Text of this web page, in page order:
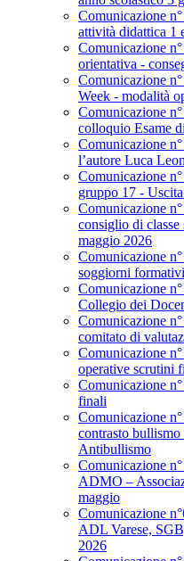
Comunicazione
attività didattica 1
Comunicazione
orientativa -
Comunicazione
Week - modalità
Comunicazione
colloquio Esame
Comunicazione
l’autore Luca
Comunicazione
gruppo 17 -
Comunicazione
consiglio di
maggio 2026
Comunicazione
soggiorni
Comunicazione
Collegio dei
Comunicazione
comitato di
Comunicazione
operative scrutini
Comunicazione
finali
Comunicazione
contrasto
Antibullismo
Comunicazione
ADMO –
maggio
Comunicazione
ADL Varese,
2026